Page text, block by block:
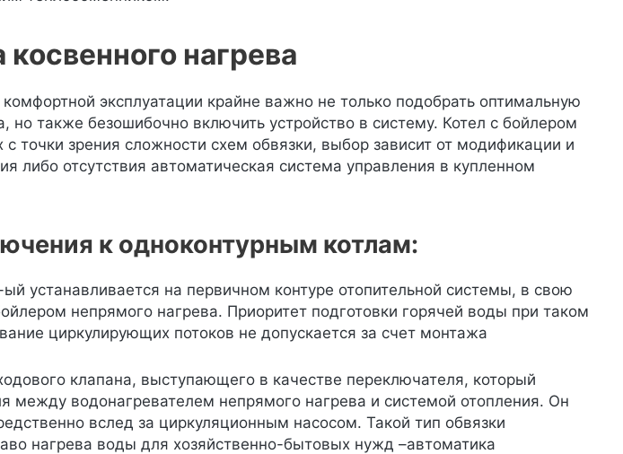
нагрева
эксплуатации крайне важно не только подобрать оптимальную
но также безошибочно включить устройство в систему. Котел с бойлером
точки зрения сложности схем обвязки, выбор зависит от модификации и
либо отсутствия автоматическая система управления в купленном
к одноконтурным котлам:
устанавливается на первичном контуре отопительной системы, в свою
непрямого нагрева. Приоритет подготовки горячей воды при таком
циркулирующих потоков не допускается за счет монтажа
клапана, выступающего в качестве переключателя, который
между водонагревателем непрямого нагрева и системой отопления. Он
вслед за циркуляционным насосом. Такой тип обвязки
нагрева воды для хозяйственно-бытовых нужд –автоматика